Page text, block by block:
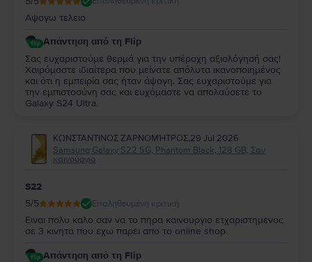
Αψογω τελειο
Απάντηση από τη Flip
Σας ευχαριστούμε θερμά για την υπέροχη αξιολόγησή σας!
Χαιρόμαστε ιδιαίτερα που μείνατε απόλυτα ικανοποιημένος
και ότι η εμπειρία σας ήταν άψογη. Σας ευχαριστούμε για
την εμπιστοσύνη σας και ευχόμαστε να απολαύσετε το
Galaxy S24 Ultra.
ΚΩΝΣΤΑΝΤΙΝΟΣ ΖΑΡΝΟΜΉΤΡΟΣ,29 Jul 2026
Samsung Galaxy S22 5G, Phantom Black, 128 GB, Σαν
καινούργιο
S22
5/5 Επαληθευμένη κριτική
Ειναι πολυ καλο σαν να το πηρα καινουργιο ετχαριστημενος
σε 3 κινητα που εχω παρει απο το online shop.
Απάντηση από τη Flip